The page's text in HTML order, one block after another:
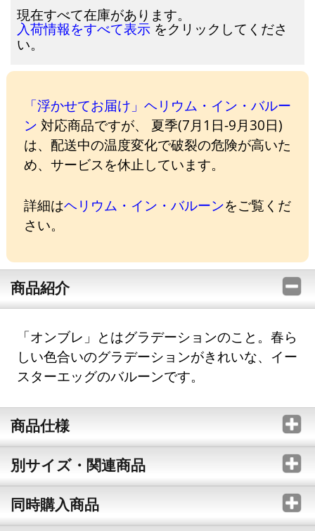
現在すべて在庫があります。
入荷情報をすべて表示 をクリックしてくださ
い。
「浮かせてお届け」ヘリウム・イン・バルー
ン 対応商品ですが、 夏季(7月1日-9月30日)
は、配送中の温度変化で破裂の危険が高いた
め、サービスを休止しています。
詳細はヘリウム・イン・バルーンをご覧くだ
さい。
商品紹介
「オンブレ」とはグラデーションのこと。春ら
しい色合いのグラデーションがきれいな、イー
スターエッグのバルーンです。
商品仕様
別サイズ・関連商品
同時購入商品